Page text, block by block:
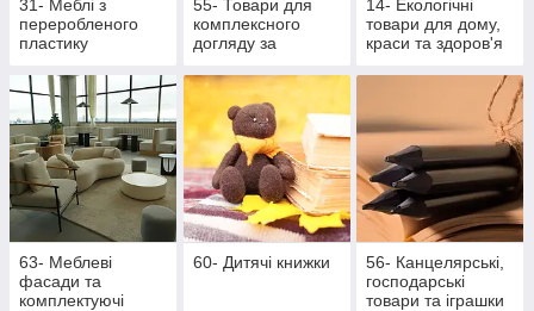
31- Меблі з
переробленого
пластику
55- Товари для
комплексного
догляду за
порожниною
14- Екологічні
товари для дому,
краси та здоров'я
63- Меблеві
фасади та
комплектуючі
60- Дитячі книжки
56- Канцелярські,
господарські
товари та іграшки